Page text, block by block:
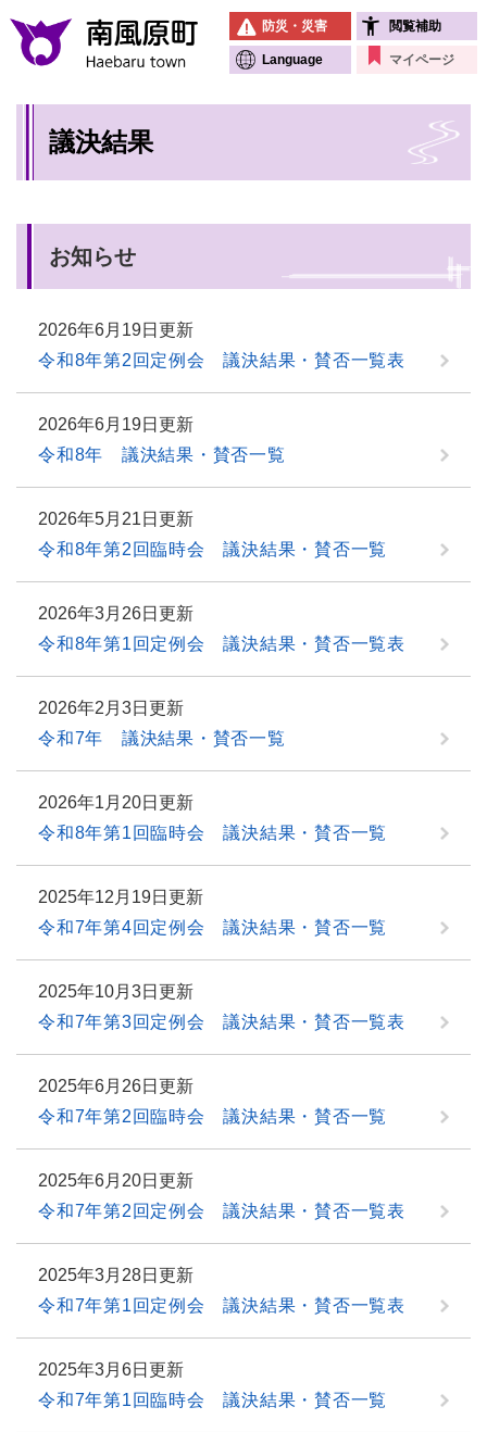
メニューを飛ばして本文へ
防災・災害 閲覧補助
Language マイページ
議決結果
お知らせ
2026年6月19日更新
令和8年第2回定例会 議決結果・賛否一覧表
2026年6月19日更新
令和8年 議決結果・賛否一覧
2026年5月21日更新
令和8年第2回臨時会 議決結果・賛否一覧
2026年3月26日更新
令和8年第1回定例会 議決結果・賛否一覧表
2026年2月3日更新
令和7年 議決結果・賛否一覧
2026年1月20日更新
令和8年第1回臨時会 議決結果・賛否一覧
2025年12月19日更新
令和7年第4回定例会 議決結果・賛否一覧
2025年10月3日更新
令和7年第3回定例会 議決結果・賛否一覧表
2025年6月26日更新
令和7年第2回臨時会 議決結果・賛否一覧
2025年6月20日更新
令和7年第2回定例会 議決結果・賛否一覧表
2025年3月28日更新
令和7年第1回定例会 議決結果・賛否一覧表
2025年3月6日更新
令和7年第1回臨時会 議決結果・賛否一覧